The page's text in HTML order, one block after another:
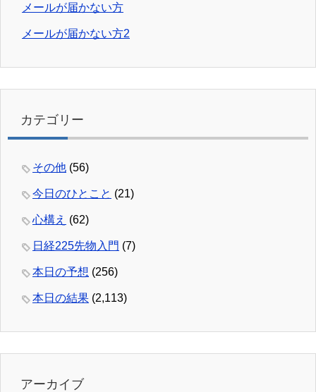
メールが届かない方
メールが届かない方2
カテゴリー
その他 (56)
今日のひとこと (21)
心構え (62)
日経225先物入門 (7)
本日の予想 (256)
本日の結果 (2,113)
アーカイブ